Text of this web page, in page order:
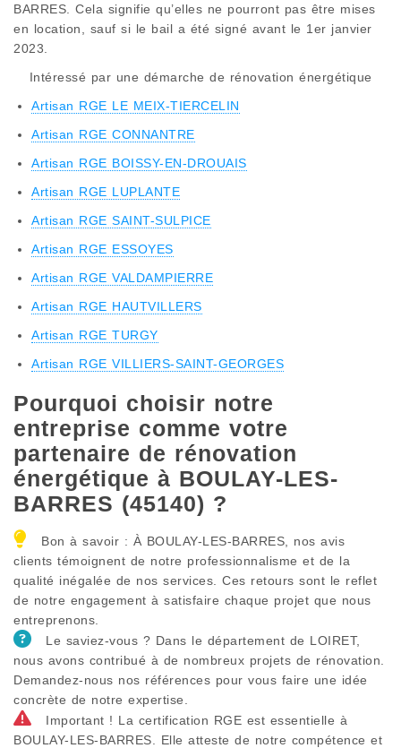
BARRES. Cela signifie qu’elles ne pourront pas être mises
en location, sauf si le bail a été signé avant le 1er janvier
2023.
Intéressé par une démarche de rénovation énergétique
Artisan RGE LE MEIX-TIERCELIN
Artisan RGE CONNANTRE
Artisan RGE BOISSY-EN-DROUAIS
Artisan RGE LUPLANTE
Artisan RGE SAINT-SULPICE
Artisan RGE ESSOYES
Artisan RGE VALDAMPIERRE
Artisan RGE HAUTVILLERS
Artisan RGE TURGY
Artisan RGE VILLIERS-SAINT-GEORGES
Pourquoi choisir notre
entreprise comme votre
partenaire de rénovation
énergétique à BOULAY-LES-
BARRES (45140) ?
Bon à savoir : À BOULAY-LES-BARRES, nos avis
clients témoignent de notre professionnalisme et de la
qualité inégalée de nos services. Ces retours sont le reflet
de notre engagement à satisfaire chaque projet que nous
entreprenons.
Le saviez-vous ? Dans le département de LOIRET,
nous avons contribué à de nombreux projets de rénovation.
Demandez-nous nos références pour vous faire une idée
concrète de notre expertise.
Important ! La certification RGE est essentielle à
BOULAY-LES-BARRES. Elle atteste de notre compétence et